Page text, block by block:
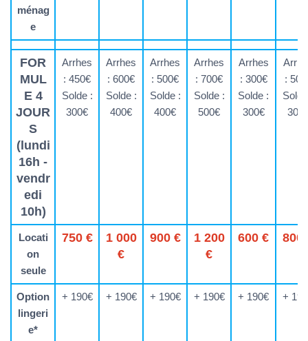
ménag
e
FOR
MUL
E 4
JOUR
S
(lundi
16h -
vendr
edi
10h)
Arrhes
: 450€
Solde :
300€
Arrhes
: 600€
Solde :
400€
Arrhes
: 500€
Solde :
400€
Arrhes
: 700€
Solde :
500€
Arrhes
: 300€
Solde :
300€
:
Locati
on
seule
750 €
1 000
€
900 €
1 200
€
600 € 800
Option
lingeri
e*
+ 190€ + 190€ + 190€ + 190€ + 190€ +